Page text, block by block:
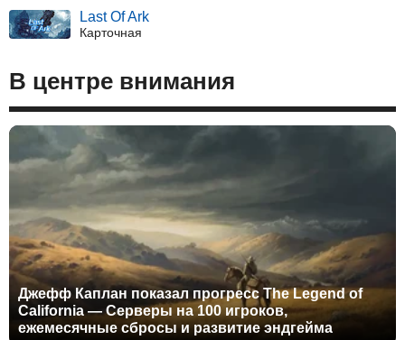
Last Of Ark
Карточная
В центре внимания
Джефф Каплан показал прогресс The Legend of
California — Серверы на 100 игроков,
ежемесячные сбросы и развитие эндгейма